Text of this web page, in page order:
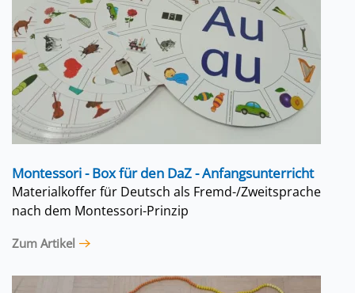
Montessori - Box für den DaZ - Anfangsunterricht
Materialkoffer für Deutsch als Fremd-/Zweitsprache
nach dem Montessori-Prinzip
Zum Artikel